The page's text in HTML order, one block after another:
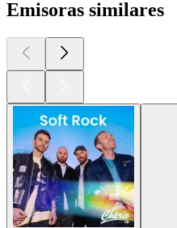
Emisoras similares